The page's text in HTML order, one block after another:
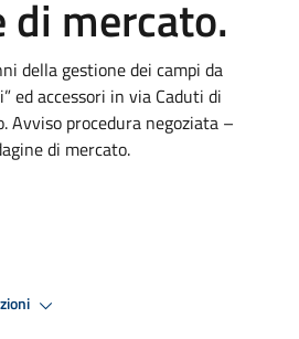
di mercato.
della gestione dei campi da
ed accessori in via Caduti di
Avviso procedura negoziata –
di mercato.